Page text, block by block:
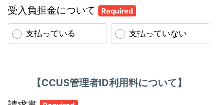
受入負担金について Required
支払っている 支払っていない
【CCUS管理者ID利用料について】